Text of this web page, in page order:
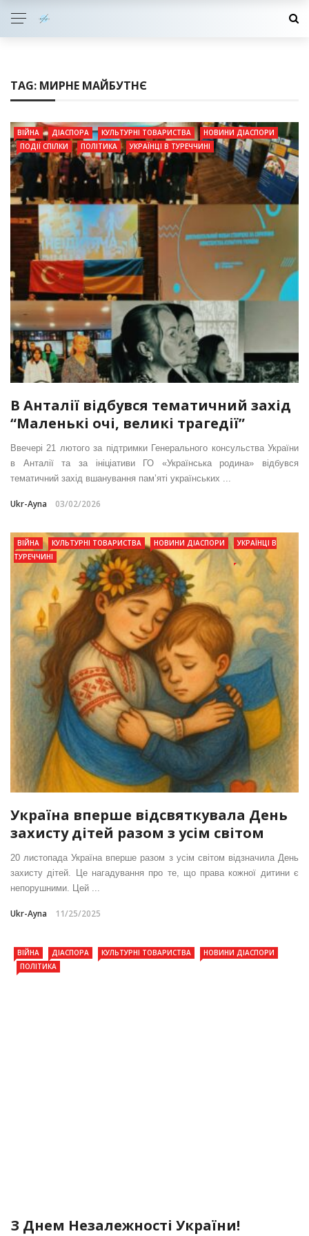
TAG: МИРНЕ МАЙБУТНЄ
ВІЙНА ДІАСПОРА КУЛЬТУРНІ ТОВАРИСТВА
НОВИНИ ДІАСПОРИ
ПОДІЇ СПІЛКИ
ПОЛІТИКА УКРАЇНЦІ В ТУРЕЧЧИНІ
В Анталії відбувся тематичний захід
“Маленькі очі, великі трагедії”
Ввечері 21 лютого за підтримки Генерального консульства України
в Анталії та за ініціативи ГО «Українська родина» відбувся
тематичний захід вшанування пам’яті українських ...
Ukr-Ayna 03/02/2026
ВІЙНА КУЛЬТУРНІ ТОВАРИСТВА НОВИНИ ДІАСПОРИ
УКРАЇНЦІ В
ТУРЕЧЧИНІ
Україна вперше відсвяткувала День
захисту дітей разом з усім світом
20 листопада Україна вперше разом з усім світом відзначила День
захисту дітей. Це нагадування про те, що права кожної дитини є
непорушними. Цей ...
Ukr-Ayna 11/25/2025
ВІЙНА ДІАСПОРА КУЛЬТУРНІ ТОВАРИСТВА
НОВИНИ ДІАСПОРИ
ПОЛІТИКА
З Днем Незалежності України!